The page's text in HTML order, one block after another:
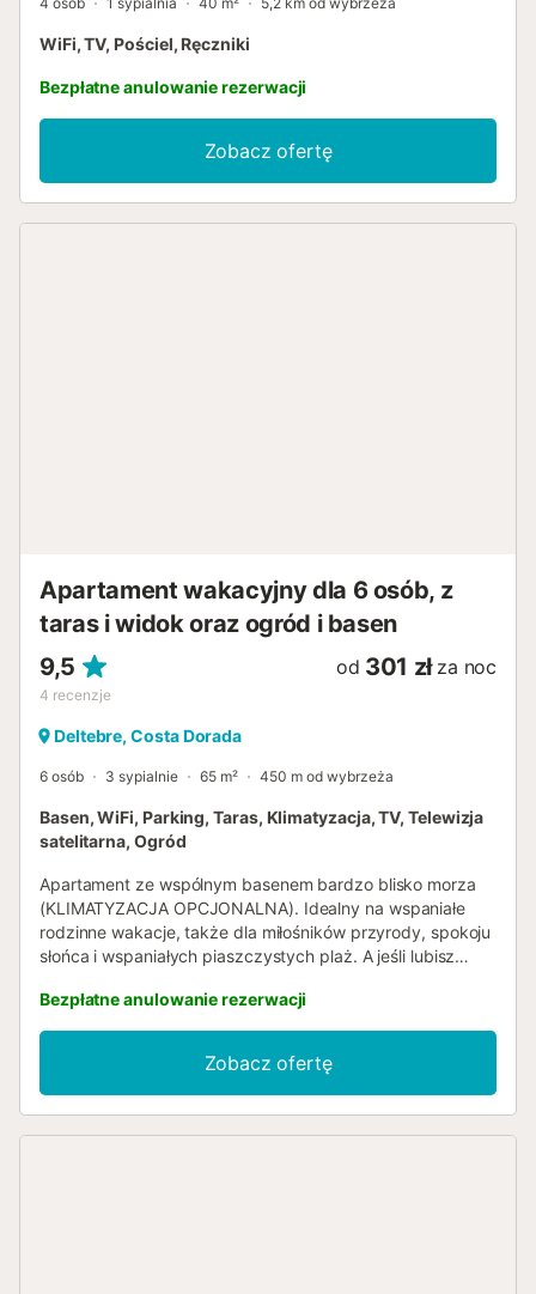
WiFi, TV, Pościel, Ręczniki
Bezpłatne anulowanie rezerwacji
Zobacz ofertę
Apartament wakacyjny dla 6 osób, z
taras i widok oraz ogród i basen
9,5
4 recenzje
od 301 zł za noc
Deltebre, Costa Dorada
6 osób 3 sypialnie 65 m² 450 m od wybrzeża
Basen, WiFi, Parking, Taras, Klimatyzacja, TV, Telewizja
satelitarna, Ogród
Apartament ze wspólnym basenem bardzo blisko morza
(KLIMATYZACJA OPCJONALNA). Idealny na wspaniałe
rodzinne wakacje, także dla miłośników przyrody, spokoju
słońca i wspaniałych piaszczystych plaż. A jeśli lubisz
wakacje, ponieważ mamy wyśmienitą gamę dań
przygotowanych z produktów uprawianych na naszej
ziemi, takich jak ryż, oliwa z oliwek, warzywa i owoce, a
także ryby i owoce morza z naszej zatoki. CENA 1 Zwierzę
domowe 25€, CENA KLIMATYZACJI/POMPY CIEPŁA: 7€
Bezpłatne anulowanie rezerwacji
Zobacz ofertę